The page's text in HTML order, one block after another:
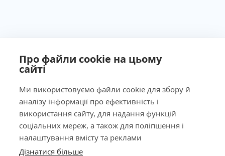
Про файли cookie на цьому
сайті
Ми використовуємо файли cookie для збору й
аналізу інформації про ефективність і
використання сайту, для надання функцій
соціальних мереж, а також для поліпшення і
налаштування вмісту та реклами
Дізнатися більше
Ліцензія МОЗ України №603260 від 23.09.2011
КНОПКА